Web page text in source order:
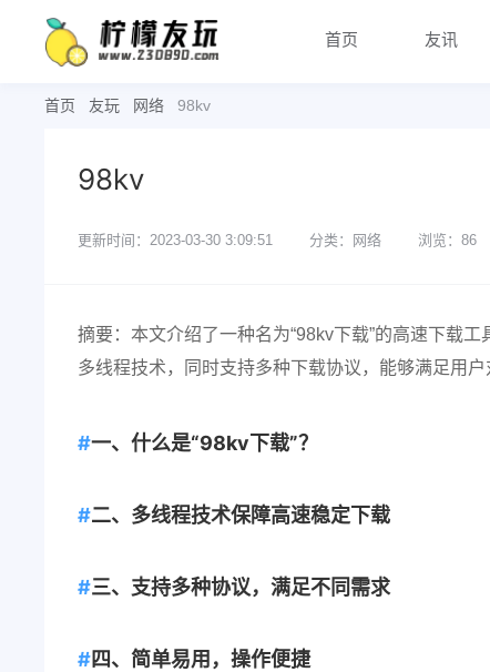
首页 友讯
首页 友玩 网络 98kv
98kv
更新时间：2023-03-30 3:09:51 分类：网络 浏览：86
摘要：本文介绍了一种名为“98kv下载”的高速下载
多线程技术，同时支持多种下载协议，能够满足用户
一、什么是“98kv下载”？
二、多线程技术保障高速稳定下载
三、支持多种协议，满足不同需求
四、简单易用，操作便捷